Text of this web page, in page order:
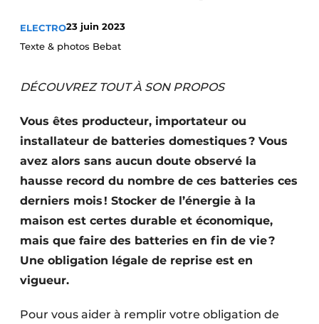
S’inscrire
Video’s
ELECTRO23 juin 2023
Texte & photos Bebat
DÉCOUVREZ TOUT À SON PROPOS
Vous êtes producteur, importateur ou
installateur de batteries domestiques ? Vous
avez alors sans aucun doute observé la
hausse record du nombre de ces batteries ces
derniers mois ! Stocker de l’énergie à la
maison est certes durable et économique,
mais que faire des batteries en fin de vie ?
Une obligation légale de reprise est en
vigueur.
Pour vous aider à remplir votre obligation de